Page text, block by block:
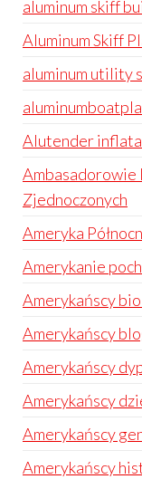
aluminum skiff
Aluminum Skiff
aluminum utility
Alutender
Ambasadorowie
Zjednoczonych
Ameryka
Amerykanie
Amerykańscy
Amerykańscy
Amerykańscy
Amerykańscy
Amerykańscy
Amerykańscy